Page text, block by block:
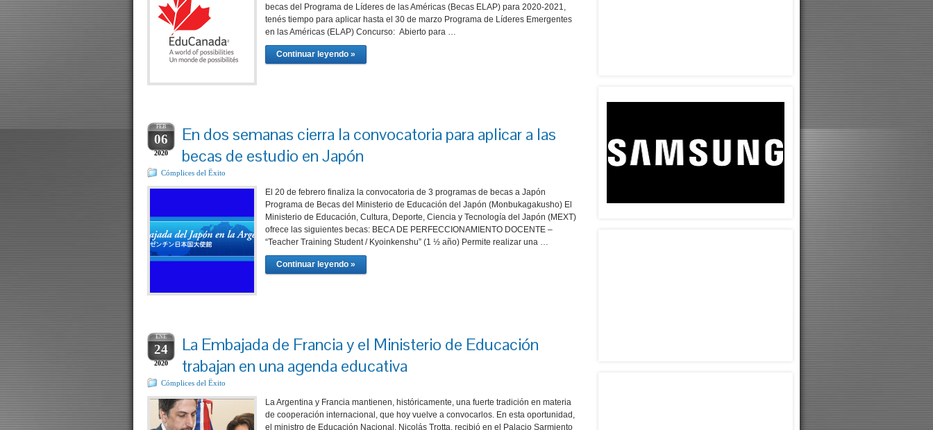
becas del Programa de Líderes de las Américas (Becas ELAP) para 2020-2021,
tenés tiempo para aplicar hasta el 30 de marzo Programa de Líderes Emergentes
en las Américas (ELAP) Concurso: Abierto para …
Continuar leyendo »
FEB
06
2020
En dos semanas cierra la convocatoria para aplicar a las
becas de estudio en Japón
Cómplices del Ëxito
El 20 de febrero finaliza la convocatoria de 3 programas de becas a Japón
Programa de Becas del Ministerio de Educación del Japón (Monbukagakusho) El
Ministerio de Educación, Cultura, Deporte, Ciencia y Tecnología del Japón (MEXT)
ofrece las siguientes becas: BECA DE PERFECCIONAMIENTO DOCENTE –
“Teacher Training Student / Kyoinkenshu” (1 ½ año) Permite realizar una …
Continuar leyendo »
ENE
24
2020
La Embajada de Francia y el Ministerio de Educación
trabajan en una agenda educativa
Cómplices del Ëxito
La Argentina y Francia mantienen, históricamente, una fuerte tradición en materia
de cooperación internacional, que hoy vuelve a convocarlos. En esta oportunidad,
el ministro de Educación Nacional, Nicolás Trotta, recibió en el Palacio Sarmiento